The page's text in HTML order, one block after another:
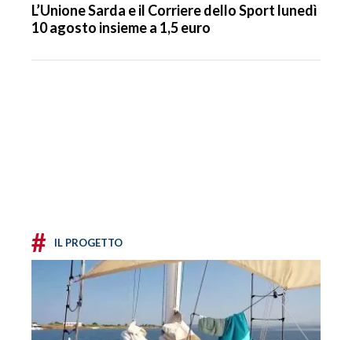
L’Unione Sarda e il Corriere dello Sport lunedì
10 agosto insieme a 1,5 euro
# IL PROGETTO